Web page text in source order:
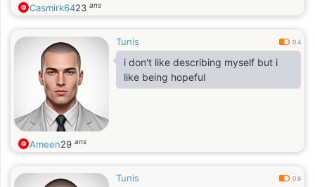
Casmirk6423 ans
Tunis 0.4
i don't like describing myself but i
like being hopeful
Ameen29 ans
Tunis 0.6